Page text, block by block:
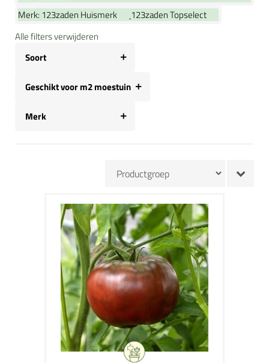
Merk: 123zaden Huismerk
123zaden Topselect
Alle filters verwijderen
Soort
Geschikt voor m2 moestuin
Merk